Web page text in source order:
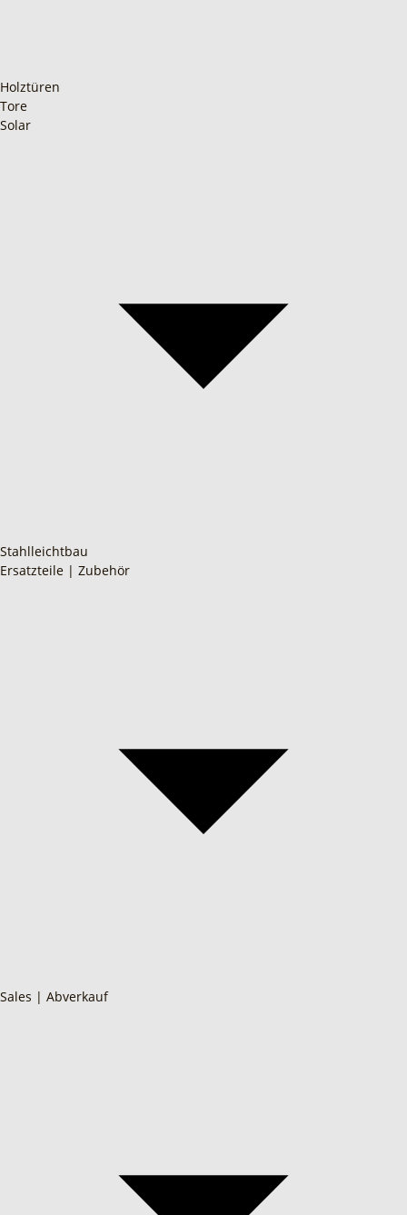
Holztüren
Tore
Solar
Stahlleichtbau
Ersatzteile | Zubehör
Sales | Abverkauf